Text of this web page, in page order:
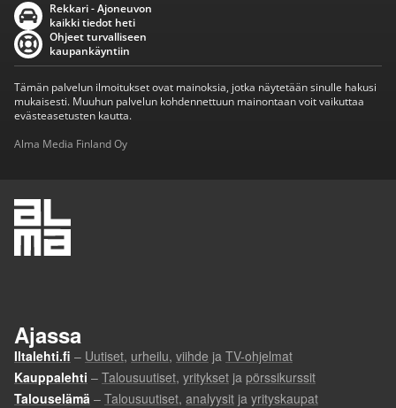
Rekkari - Ajoneuvon
kaikki tiedot heti
Ohjeet turvalliseen
kaupankäyntiin
Tämän palvelun ilmoitukset ovat mainoksia, jotka näytetään sinulle hakusi
mukaisesti. Muuhun palvelun kohdennettuun mainontaan voit vaikuttaa
evästeasetusten kautta.
Alma Media Finland Oy